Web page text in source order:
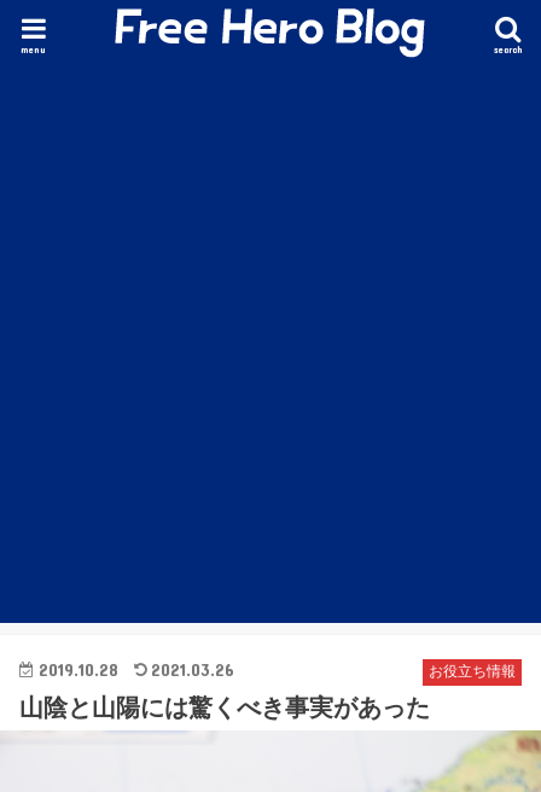
search
menu
お役立ち情報
2019.10.28 2021.03.26
山陰と山陽には驚くべき事実があった